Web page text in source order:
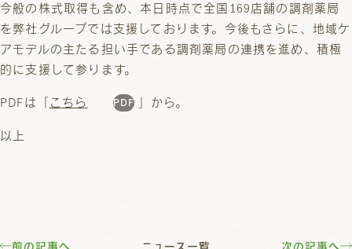
今般の株式取得も含め、本日時点で全国169店舗の調剤薬局
を弊社グループでは支援しております。今後もさらに、地域ケ
アモデルの主たる担い手である調剤薬局の連携を進め、積極
的に支援して参ります。
PDFは「 こちら 」から。
以上
前の記事へ ニュース一覧 次の記事へ